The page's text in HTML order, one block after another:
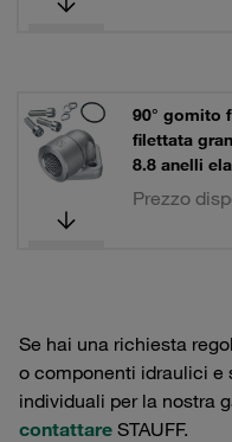
90° gomito
filettata
8.8 anelli
Prezzo
Se hai una richiesta
o componenti idraulici e
individuali per la nostra
contattare STAUFF.